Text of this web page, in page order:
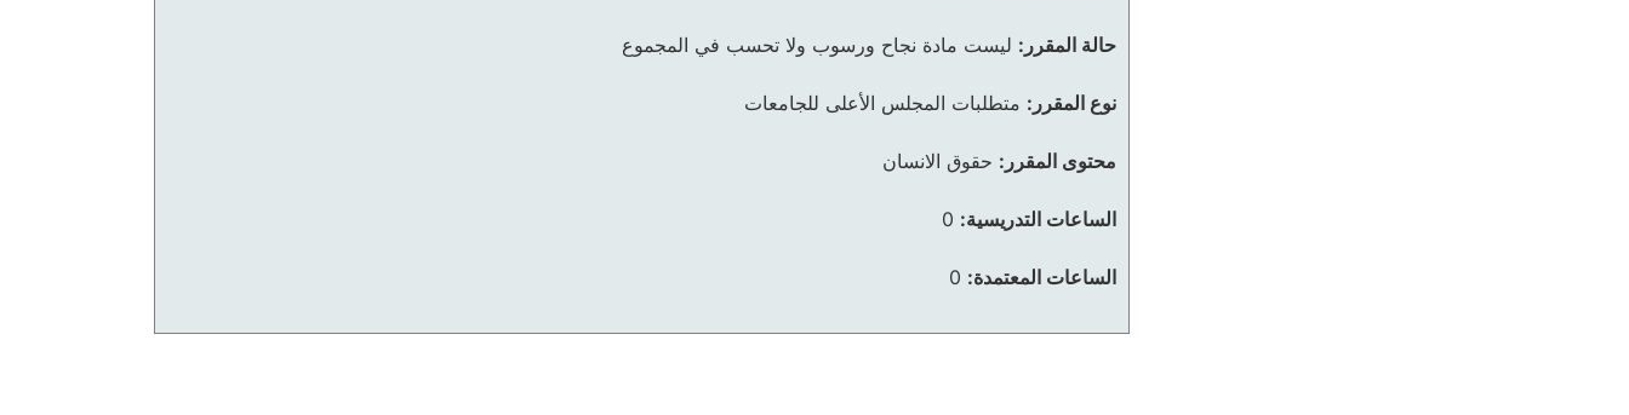
حالة المقرر: ليست مادة نجاح ورسوب ولا تحسب في المجموع
نوع المقرر: متطلبات المجلس الأعلى للجامعات
محتوى المقرر: حقوق الانسان
الساعات التدريسية: 0
الساعات المعتمدة: 0